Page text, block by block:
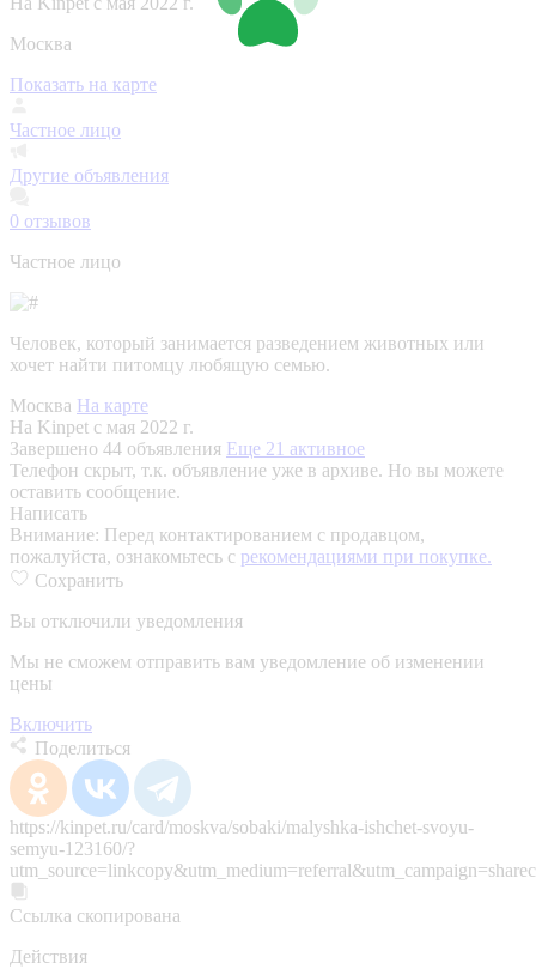
Москва
Показать на карте
Частное лицо
Другие объявления
0 отзывов
Частное лицо
Человек, который занимается разведением животных или
хочет найти питомцу любящую семью.
Москва На карте
На Kinpet c мая 2022 г.
Завершено 44 объявления Еще 21 активное
Телефон скрыт, т.к. объявление уже в архиве. Но вы можете
оставить сообщение.
Написать
Внимание: Перед контактированием с продавцом,
пожалуйста, ознакомьтесь с рекомендациями при покупке.
Сохранить
Вы отключили уведомления
Мы не сможем отправить вам уведомление об изменении
цены
Включить
Поделиться
https://kinpet.ru/card/moskva/sobaki/malyshka-ishchet-svoyu-
semyu-123160/?
Ссылка скопирована
Действия